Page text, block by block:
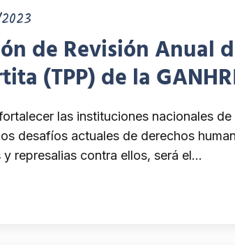
de Revisión Anual
(TPP) de la
llevó a cabo en
de 2023.
las instituciones nacionales
desafíos actuales de derechos
y represalias contra ellos, será el…